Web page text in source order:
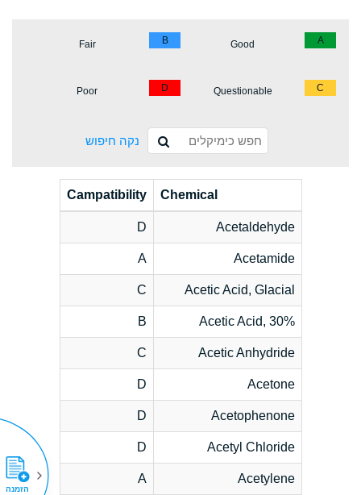
A
Good
B
Fair
C
Questionable
D
Poor
נקה חיפוש
Chemical
Campatibility
Acetaldehyde
D
Acetamide
A
Acetic Acid, Glacial
C
Acetic Acid, 30%
B
Acetic Anhydride
C
Acetone
D
Acetophenone
D
Acetyl Chloride
D
Acetylene
A
הזמנה